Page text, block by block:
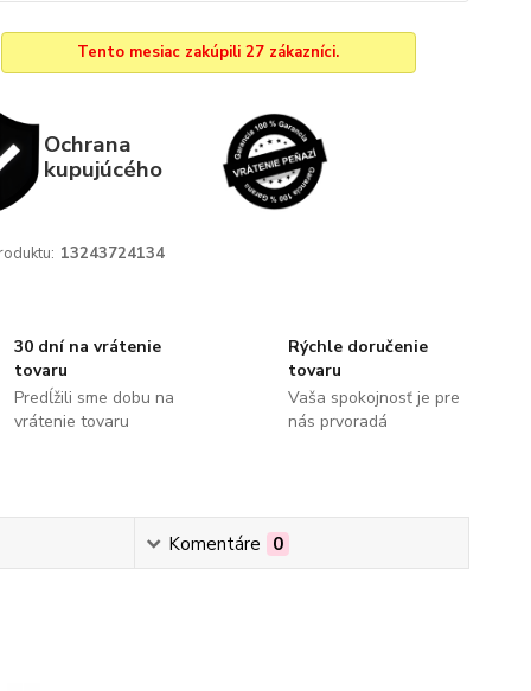
Tento mesiac zakúpili 27 zákazníci.
Ochrana
kupujúcého
13243724134
30 dní na vrátenie
tovaru
Predĺžili sme dobu na
vrátenie tovaru
Rýchle doručenie
tovaru
Vaša spokojnosť je pre
nás prvoradá
Komentáre 0